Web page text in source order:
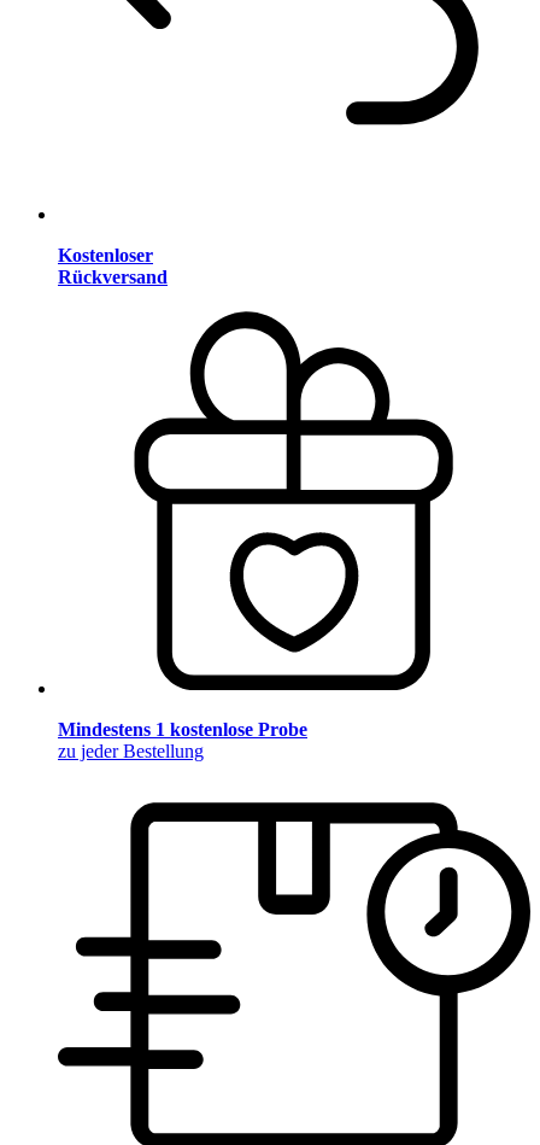
Kostenloser
Rückversand
Mindestens 1 kostenlose Probe
zu jeder Bestellung